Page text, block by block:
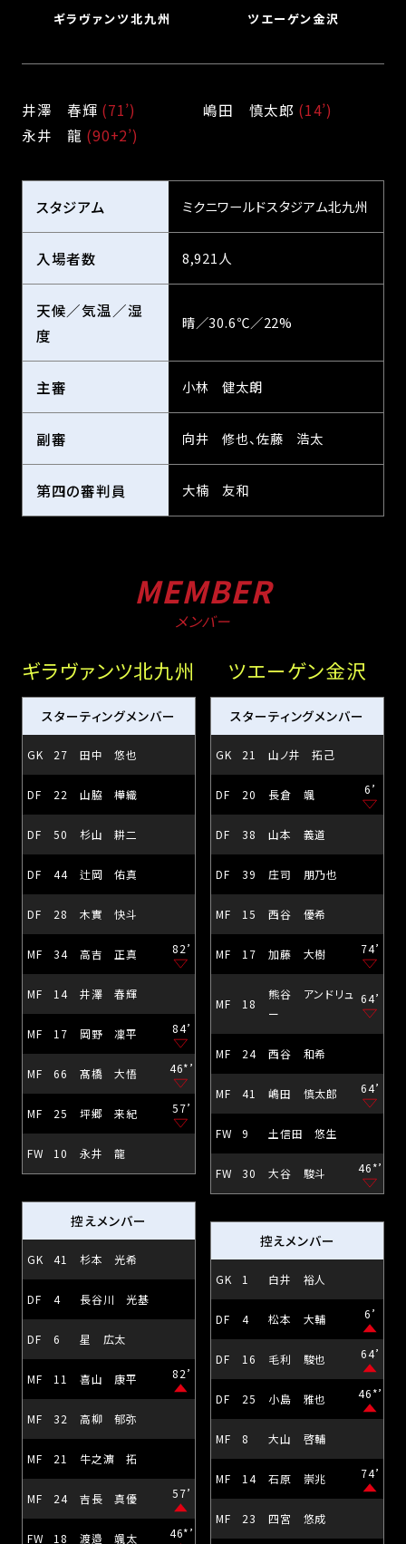
ギラヴァンツ北九州 ツエーゲン金沢
井澤　春輝 (71’)
永井　龍 (90+2’)
嶋田　慎太郎 (14’)
スタジアム ミクニワールドスタジアム北九州
入場者数 8,921人
天候／気温／湿
度
晴／30.6℃／22%
主審 小林 健太朗
副審 向井 修也、佐藤 浩太
第四の審判員 大楠 友和
MEMBER
メンバー
ギラヴァンツ北九州
スターティングメンバー
GK 27 田中 悠也
DF 22 山脇 樺織
DF 50 杉山 耕二
DF 44 辻岡 佑真
DF 28 木實 快斗
MF 34 高吉 正真 82’
MF 14 井澤 春輝
MF 17 岡野 凜平 84’
MF 66 髙橋 大悟 46*’
MF 25 坪郷 来紀 57’
FW 10 永井 龍
控えメンバー
GK 41 杉本 光希
DF 4 長谷川 光基
DF 6 星 広太
MF 11 喜山 康平 82’
MF 32 高柳 郁弥
MF 21 牛之濵 拓
MF 24 吉長 真優 57’
FW 18 渡邉 颯太 46*’
ツエーゲン金沢
スターティングメンバー
GK 21 山ノ井 拓己
DF 20 長倉 颯 6’
DF 38 山本 義道
DF 39 庄司 朋乃也
MF 15 西谷 優希
MF 17 加藤 大樹 74’
MF 18
熊谷 アンドリュ
ー
64’
MF 24 西谷 和希
MF 41 嶋田 慎太郎 64’
FW 9 土信田 悠生
FW 30 大谷 駿斗 46*’
控えメンバー
GK 1 白井 裕人
DF 4 松本 大輔 6’
DF 16 毛利 駿也 64’
DF 25 小島 雅也 46*’
MF 8 大山 啓輔
MF 14 石原 崇兆 74’
MF 23 四宮 悠成